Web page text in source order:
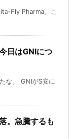
Fly Pharma。こ
日はGNIにつ
な。 GNIがS安に
。急騰するも